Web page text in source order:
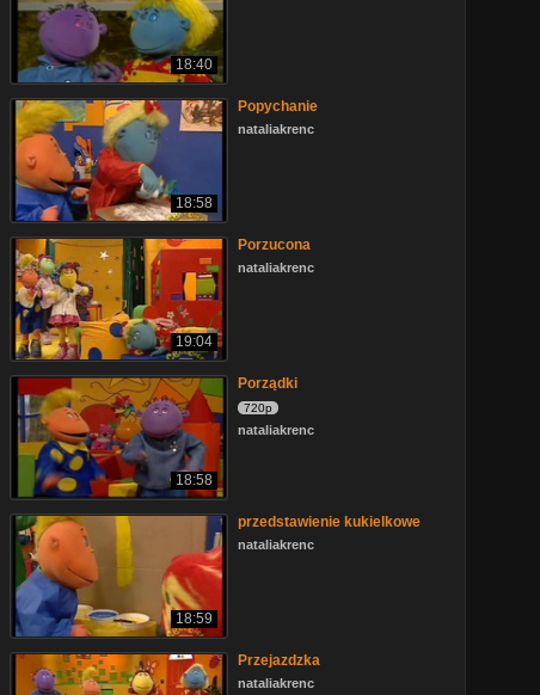
18:40
18:58
Popychanie
nataliakrenc
19:04
Porzucona
nataliakrenc
18:58
Porządki
720p
nataliakrenc
18:59
przedstawienie kukielkowe
nataliakrenc
Przejazdzka
nataliakrenc